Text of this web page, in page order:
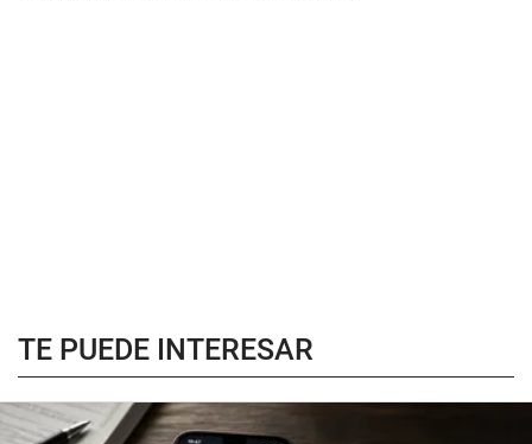
TE PUEDE INTERESAR